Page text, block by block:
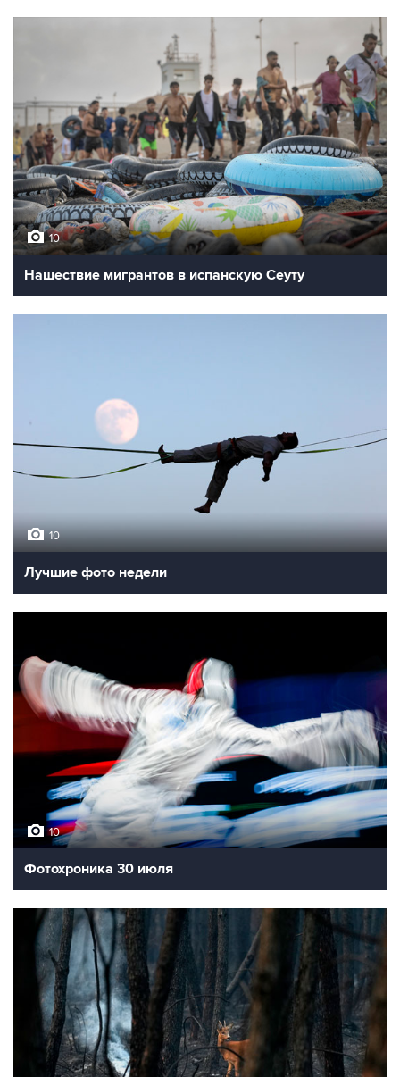
10
Нашествие мигрантов в испанскую Сеуту
10
Лучшие фото недели
10
Фотохроника 30 июля